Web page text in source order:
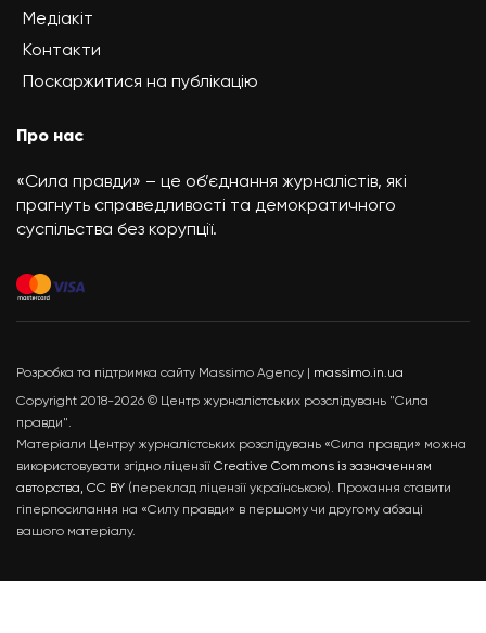
Медіакіт
Контакти
Поскаржитися на публікацію
Про нас
«Сила правди» – це об’єднання журналістів, які
прагнуть справедливості та демократичного
суспільства без корупції.
Розробка та підтримка сайту Massimo Agency | massimo.in.ua
Copyright 2018-2026 © Центр журналістських розслідувань "Сила
правди".
Матеріали Центру журналістських розслідувань «Сила правди» можна
використовувати згідно ліцензії Creative Commons із зазначенням
авторства, CC BY (переклад ліцензії українською). Прохання ставити
гіперпосилання на «Силу правди» в першому чи другому абзаці
вашого матеріалу.